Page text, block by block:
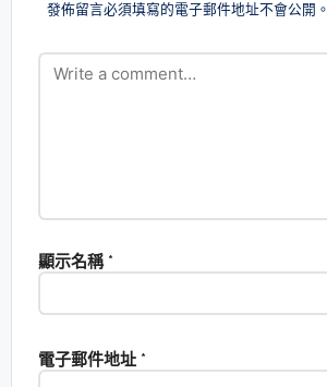
發佈留言必須填寫的電子郵件地址不會公開。
顯示名稱 *
電子郵件地址 *